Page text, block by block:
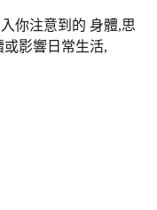
你注意到的 身體,思
影響日常生活,